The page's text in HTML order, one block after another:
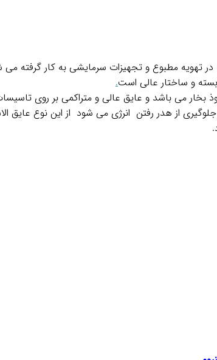
در تهویه مطبوع و تجهیزات سرمایشی به کار گرفته
و ساختار عالی است.
بخار می باشد و عایق عالی و متراکمی بر روی
از هدر رفتن انرژی می شود از این نوع